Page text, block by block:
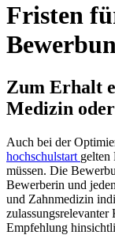
Fristen
Zum Erhalt
Medizin
Auch bei der
hochschulstart gelten
müssen. Die
Bewerberin und
und Zahnmedizin
Empfehlung